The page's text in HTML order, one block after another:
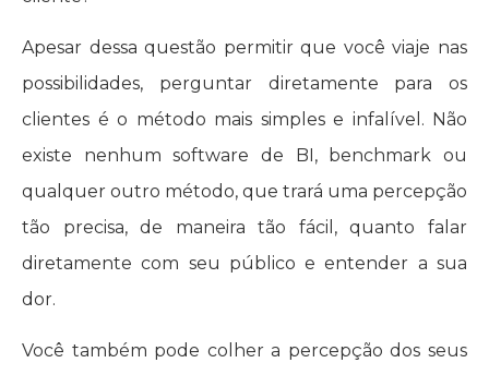
Apesar dessa questão permitir que você viaje nas
possibilidades, perguntar diretamente para os
clientes é o método mais simples e infalível. Não
existe nenhum software de BI, benchmark ou
qualquer outro método, que trará uma percepção
tão precisa, de maneira tão fácil, quanto falar
diretamente com seu público e entender a sua
dor.
Você também pode colher a percepção dos seus